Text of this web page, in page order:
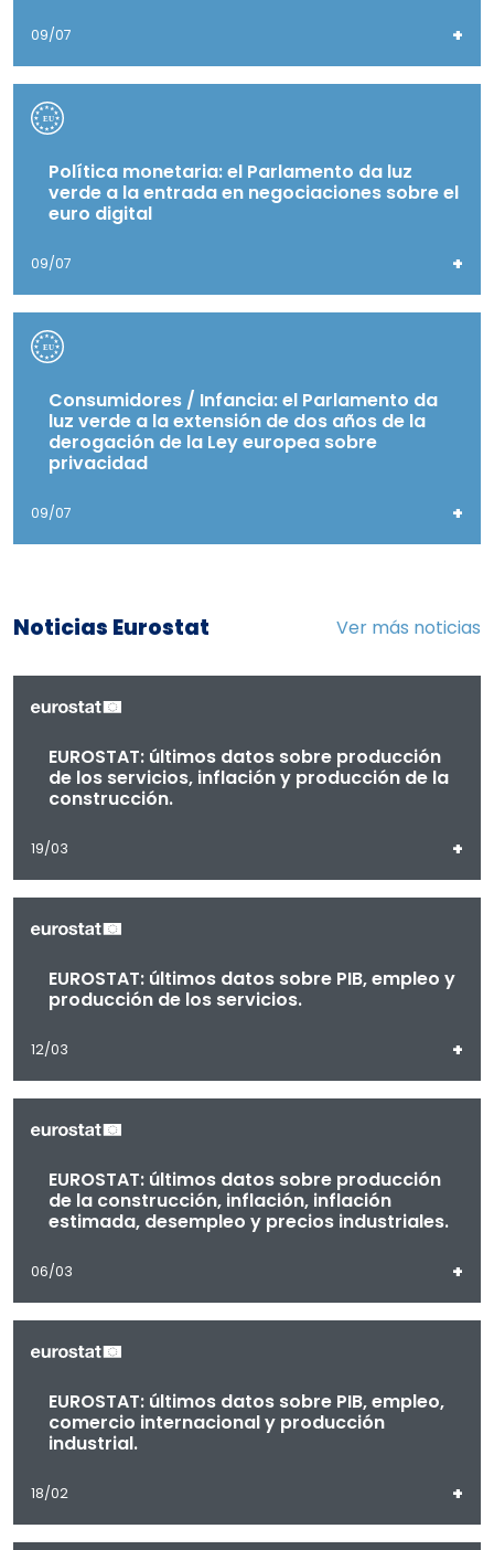
09/07 +
Política monetaria: el Parlamento da luz
verde a la entrada en negociaciones sobre el
euro digital
09/07 +
Consumidores / Infancia: el Parlamento da
luz verde a la extensión de dos años de la
derogación de la Ley europea sobre
privacidad
09/07 +
Noticias Eurostat Ver más noticias
EUROSTAT: últimos datos sobre producción
de los servicios, inflación y producción de la
construcción.
19/03 +
EUROSTAT: últimos datos sobre PIB, empleo y
producción de los servicios.
12/03 +
EUROSTAT: últimos datos sobre producción
de la construcción, inflación, inflación
estimada, desempleo y precios industriales.
06/03 +
EUROSTAT: últimos datos sobre PIB, empleo,
comercio internacional y producción
industrial.
18/02 +